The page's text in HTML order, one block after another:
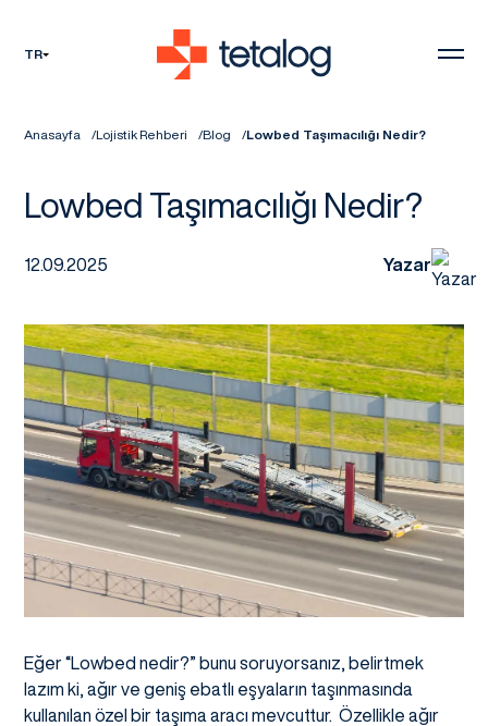
TR
Anasayfa Lojistik Rehberi Blog Lowbed Taşımacılığı Nedir?
Lowbed Taşımacılığı Nedir?
12.09.2025 Yazar
Eğer “Lowbed nedir?” bunu soruyorsanız, belirtmek
lazım ki, ağır ve geniş ebatlı eşyaların taşınmasında
kullanılan özel bir taşıma aracı mevcuttur. Özellikle ağır